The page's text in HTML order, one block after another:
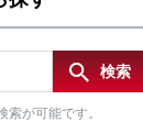
が可能です。